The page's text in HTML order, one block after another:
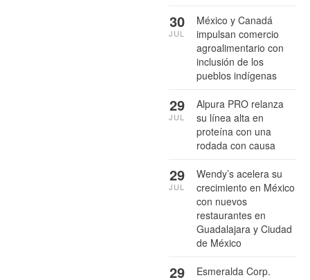
México y Canadá
impulsan comercio
agroalimentario con
inclusión de los
pueblos indígenas
30
JUL
Alpura PRO relanza
su línea alta en
proteína con una
rodada con causa
29
JUL
Wendy’s acelera su
crecimiento en México
con nuevos
restaurantes en
Guadalajara y Ciudad
de México
29
JUL
Esmeralda Corp.
29